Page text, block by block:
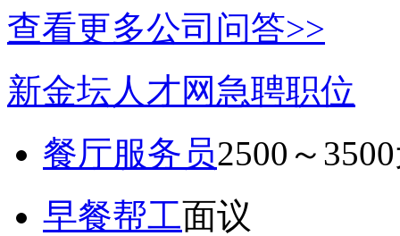
查看更多公司问答>>
新金坛人才网急聘职位
餐厅服务员2500～
早餐帮工面议